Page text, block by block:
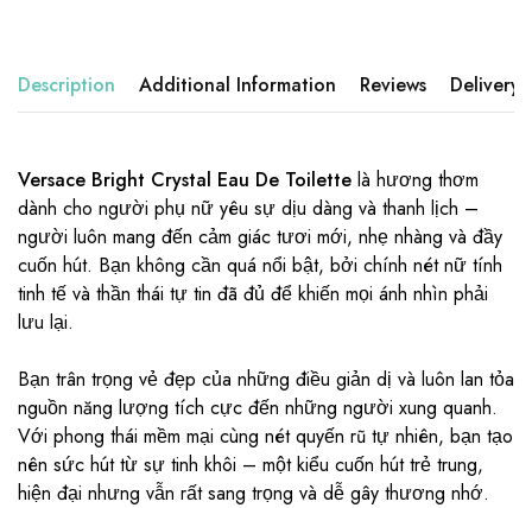
Description Additional Information Reviews Delivery
Versace Bright Crystal Eau De Toilette là hương thơm
dành cho người phụ nữ yêu sự dịu dàng và thanh lịch –
người luôn mang đến cảm giác tươi mới, nhẹ nhàng và đầy
cuốn hút. Bạn không cần quá nổi bật, bởi chính nét nữ tính
tinh tế và thần thái tự tin đã đủ để khiến mọi ánh nhìn phải
lưu lại.
Bạn trân trọng vẻ đẹp của những điều giản dị và luôn lan tỏa
nguồn năng lượng tích cực đến những người xung quanh.
Với phong thái mềm mại cùng nét quyến rũ tự nhiên, bạn tạo
nên sức hút từ sự tinh khôi – một kiểu cuốn hút trẻ trung,
hiện đại nhưng vẫn rất sang trọng và dễ gây thương nhớ.